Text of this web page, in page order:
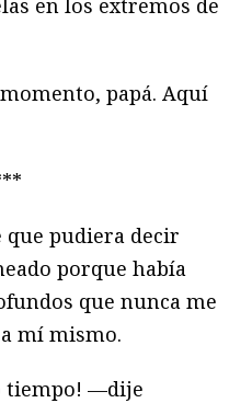
papá. Aquí
que pudiera decir
porque había
que nunca me
mí mismo.
tiempo! —dije